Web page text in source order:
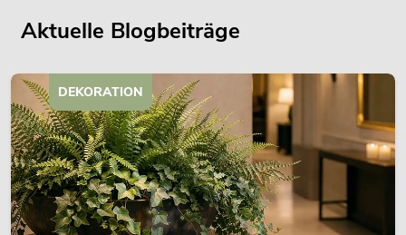
Aktuelle Blogbeiträge
DEKORATION